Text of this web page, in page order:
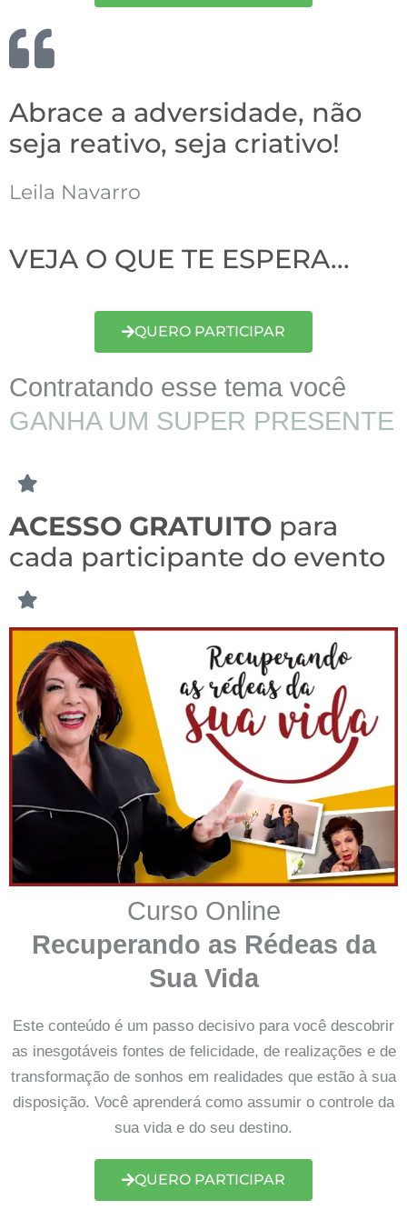
Abrace a adversidade, não
seja reativo, seja criativo!
Leila Navarro
VEJA O QUE TE ESPERA...
QUERO PARTICIPAR
Contratando esse tema você
GANHA UM SUPER PRESENTE
ACESSO GRATUITO para
cada participante do evento
Curso Online
Recuperando as Rédeas da
Sua Vida
Este conteúdo é um passo decisivo para você descobrir
as inesgotáveis fontes de felicidade, de realizações e de
transformação de sonhos em realidades que estão à sua
disposição. Você aprenderá como assumir o controle da
sua vida e do seu destino.
QUERO PARTICIPAR